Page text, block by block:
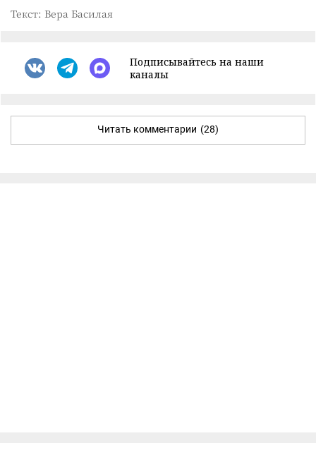
Текст: Вера Басилая
Подписывайтесь на наши
каналы
Читать комментарии (28)